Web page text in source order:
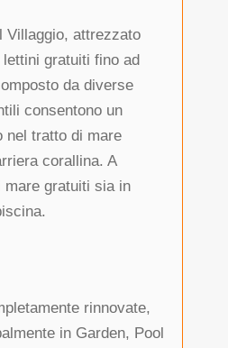
Villaggio, attrezzato
gratuiti fino ad
da diverse
consentono un
nel tratto di mare
corallina. A
gratuiti sia in
rinnovate,
in Garden, Pool